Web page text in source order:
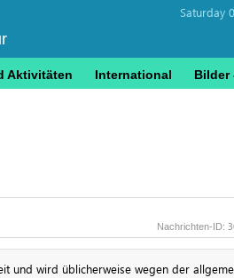
Saturday
Aktivitäten International Bilder
Nachrichten-ID:
und wird üblicherweise wegen der